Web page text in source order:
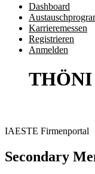
Dashboard
Karrieremessen
Registrieren
Anmelden
THÖNI
IAESTE Firmenportal
Secondary